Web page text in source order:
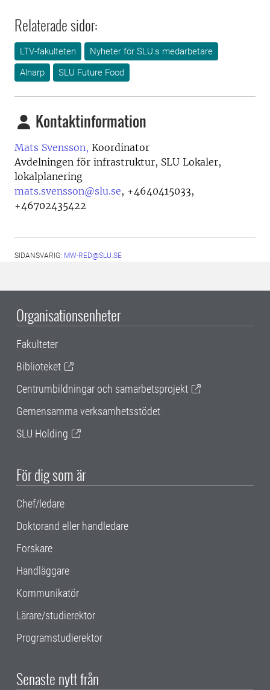
Relaterade sidor:
LTV-fakulteten
Nyheter för SLU:s medarbetare
Alnarp
SLU Future Food
Kontaktinformation
Mats Svensson, Koordinator
Avdelningen för infrastruktur, SLU Lokaler,
lokalplanering
mats.svensson@slu.se, +4640415033,
+46702435422
SIDANSVARIG: MW-RED@SLU.SE
Organisationsenheter
Fakulteter
Biblioteket
Centrumbildningar och samarbetsprojekt
Gemensamma verksamhetsstödet
SLU Holding
För dig som är
Chef/ledare
Doktorand eller handledare
Forskare
Handläggare
Kommunikatör
Lärare/studierektor
Programstudierektor
Senaste nytt från